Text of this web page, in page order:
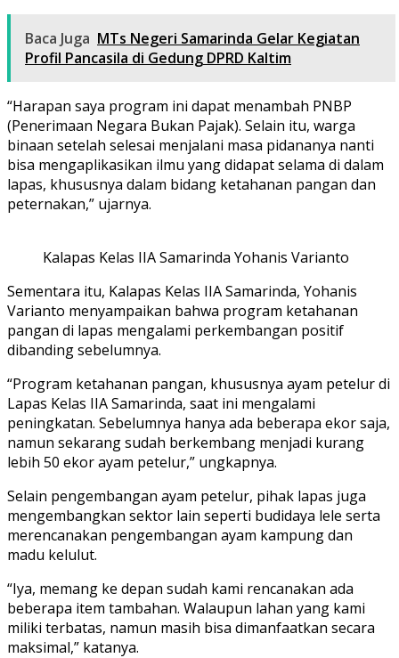
Baca Juga MTs Negeri Samarinda Gelar Kegiatan
Profil Pancasila di Gedung DPRD Kaltim
“Harapan saya program ini dapat menambah PNBP
(Penerimaan Negara Bukan Pajak). Selain itu, warga
binaan setelah selesai menjalani masa pidananya nanti
bisa mengaplikasikan ilmu yang didapat selama di dalam
lapas, khususnya dalam bidang ketahanan pangan dan
peternakan,” ujarnya.
Kalapas Kelas IIA Samarinda Yohanis Varianto
Sementara itu, Kalapas Kelas IIA Samarinda, Yohanis
Varianto menyampaikan bahwa program ketahanan
pangan di lapas mengalami perkembangan positif
dibanding sebelumnya.
“Program ketahanan pangan, khususnya ayam petelur di
Lapas Kelas IIA Samarinda, saat ini mengalami
peningkatan. Sebelumnya hanya ada beberapa ekor saja,
namun sekarang sudah berkembang menjadi kurang
lebih 50 ekor ayam petelur,” ungkapnya.
Selain pengembangan ayam petelur, pihak lapas juga
mengembangkan sektor lain seperti budidaya lele serta
merencanakan pengembangan ayam kampung dan
madu kelulut.
“Iya, memang ke depan sudah kami rencanakan ada
beberapa item tambahan. Walaupun lahan yang kami
miliki terbatas, namun masih bisa dimanfaatkan secara
maksimal,” katanya.